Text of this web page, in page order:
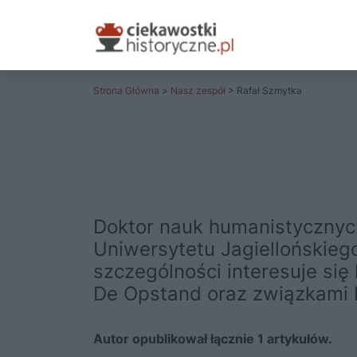
Strona Główna > Nasz zespół > Rafał Szmytka
Doktor nauk
Uniwersytetu
szczególności interesuje
De Opstand oraz
Autor opublikował łącznie 1 artykułów.